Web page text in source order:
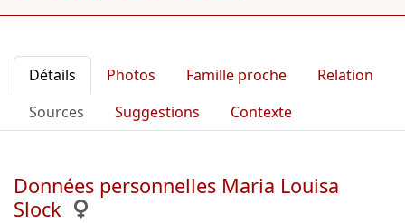
Détails Photos Famille proche
Relation
Sources
Suggestions Contexte
Données personnelles Maria Louisa
Slock